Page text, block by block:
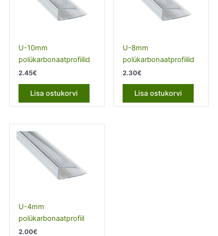
U-10mm
polükarbonaatprofiilid
2.45€
Lisa ostukorvi
U-8mm
polükarbonaatprofiilid
2.30€
Lisa ostukorvi
U-4mm
polükarbonaatprofiil
2.00€